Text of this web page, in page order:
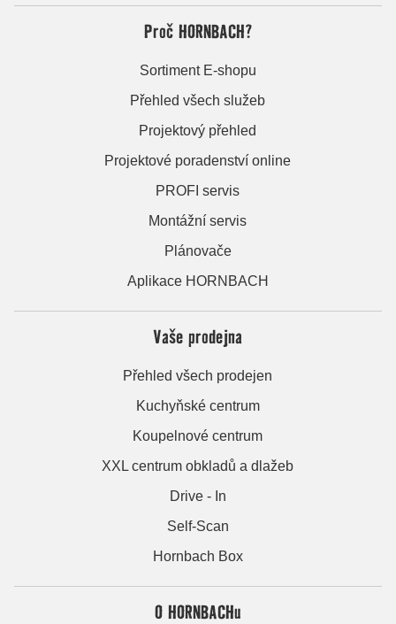
Proč HORNBACH?
Sortiment E-shopu
Přehled všech služeb
Projektový přehled
Projektové poradenství online
PROFI servis
Montážní servis
Plánovače
Aplikace HORNBACH
Vaše prodejna
Přehled všech prodejen
Kuchyňské centrum
Koupelnové centrum
XXL centrum obkladů a dlažeb
Drive - In
Self-Scan
Hornbach Box
O HORNBACHu